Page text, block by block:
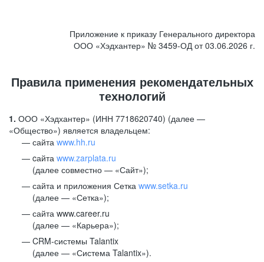
Приложение к приказу Генерального директора
ООО «Хэдхантер» № 3459-ОД от 03.06.2026 г.
Правила применения рекомендательных
технологий
1. ООО «Хэдхантер» (ИНН 7718620740) (далее —
«Общество») является владельцем:
сайта www.hh.ru
cайта www.zarplata.ru
(далее совместно — «Сайт»);
сайта и приложения Сетка www.setka.ru
(далее — «Сетка»);
сайта www.career.ru
(далее — «Карьера»);
CRM-системы Talantix
(далее — «Система Talantix»).